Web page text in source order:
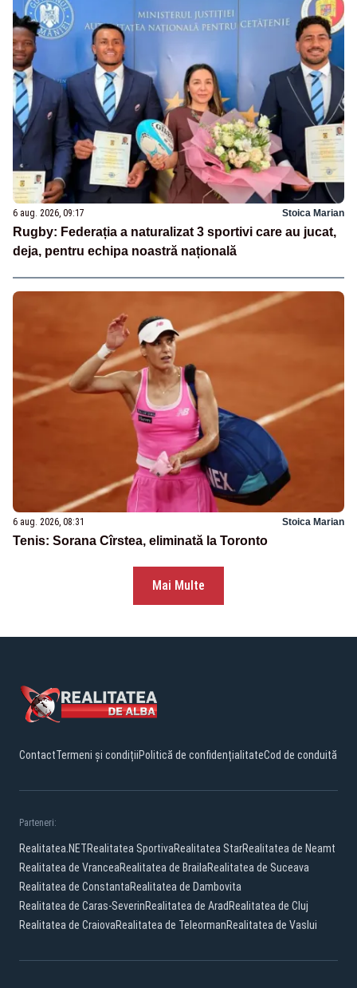
6 aug. 2026, 09:17 Stoica Marian
Rugby: Federația a naturalizat 3 sportivi care au jucat,
deja, pentru echipa noastră națională
6 aug. 2026, 08:31 Stoica Marian
Tenis: Sorana Cîrstea, eliminată la Toronto
Mai Multe
ContactTermeni și condițiiPolitică de confidențialitateCod de conduită
Parteneri:
Realitatea.NETRealitatea SportivaRealitatea StarRealitatea de Neamt
Realitatea de VranceaRealitatea de BrailaRealitatea de Suceava
Realitatea de ConstantaRealitatea de Dambovita
Realitatea de Caras-SeverinRealitatea de Arad Realitatea de Cluj
Realitatea de CraiovaRealitatea de TeleormanRealitatea de Vaslui